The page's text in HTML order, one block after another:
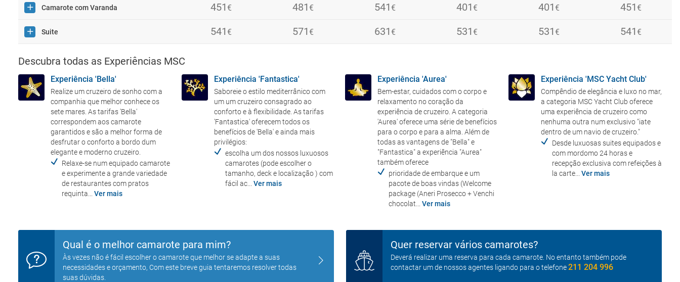
Interior Junior IM1
Interior Junior IM2
Exterior Bella OB
Exterior Junior OO
Exterior Junior OM1
Exterior Junior OM2
Exterior Premium OL1
Camarote com Varanda
Exterior com Varanda Bella BB
Exterior com Varanda Junior BM1
Suite
Deluxe Suite Aurea SR1
Deluxe Suite Aurea SR2
291 €
301 €
311 €
331 €
361€
389 €
451 €
451 €
541 €
571€
291 €
311 €
351 €
361 €
411
329€
481 €
481 €
571 €
591
371 €
401 €
421 €
431 €
471€
479€
541 €
541 €
631 €
661€
281 €
291 €
301 €
311 €
359
401 €
401 €
531 €
281 €
291 €
301 €
311 €
351€
371€
401 €
401 €
531 €
551€
291 €
301 €
311 €
331 €
361€
299€
451 €
451 €
541 €
571€
Descubra todas as Experiências MSC
Experiência 'Bella'
Realize um cruzeiro de sonho com a
companhia que melhor conhece os
sete mares. As tarifas 'Bella'
correspondem aos camarote
garantidos e são a melhor forma de
desfrutar o conforto a bordo dum
elegante e moderno cruzeiro.
Relaxe-se num equipado camarote
e experimente a grande variedade
de restaurantes com pratos
requinta... Ver mais
Experiência 'Fantastica'
Saboreie o estilo mediterrânico com
um um cruzeiro consagrado ao
conforto e à flexibilidade. As tarifas
'Fantastica' oferecem todos os
benefícios de 'Bella' e ainda mais
privilégios:
escolha um dos nossos luxuosos
camarotes (pode escolher o
tamanho, deck e localização ) com
fácil ac... Ver mais
Experiência 'Aurea'
Bem-estar, cuidados com o corpo e
relaxamento no coração da
experiência de cruzeiro. A categoria
'Aurea' oferece uma série de benefícios
para o corpo e para a alma. Além de
todas as vantagens de "Bella" e
"Fantastica" a experiência "Aurea"
também oferece
prioridade de embarque e um
pacote de boas vindas (Welcome
package (Aneri Prosecco + Venchi
chocolat... Ver mais
Experiência 'MSC Yacht Club'
Compêndio de elegância e luxo no mar,
a categoria MSC Yacht Club oferece
uma experiência de cruzeiro como
nenhuma outra num exclusivo "iate
dentro de um navio de cruzeiro."
Desde luxuosas suites equipados e
com mordomo 24 horas e
recepção exclusiva com refeições à
la carte... Ver mais
Qual é o melhor camarote para mim?
Às vezes não é fácil escolher o camarote que melhor se adapte a suas
necessidades e orçamento, Com este breve guia tentaremos resolver todas
suas dúvidas.
Quer reservar vários camarotes?
Deverá realizar uma reserva para cada camarote. No entanto também pode
contactar um de nossos agentes ligando para o telefone211 204 996